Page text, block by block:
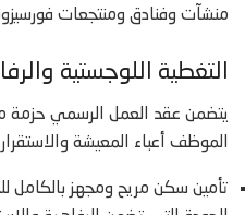
منشآت وفنادق ومنتجعات
التغطية اللوجستية
يتضمن عقد العمل الرسمي حزمة
الموظف أعباء المعيشة
تأمين سكن مريح ومجهز بالكامل